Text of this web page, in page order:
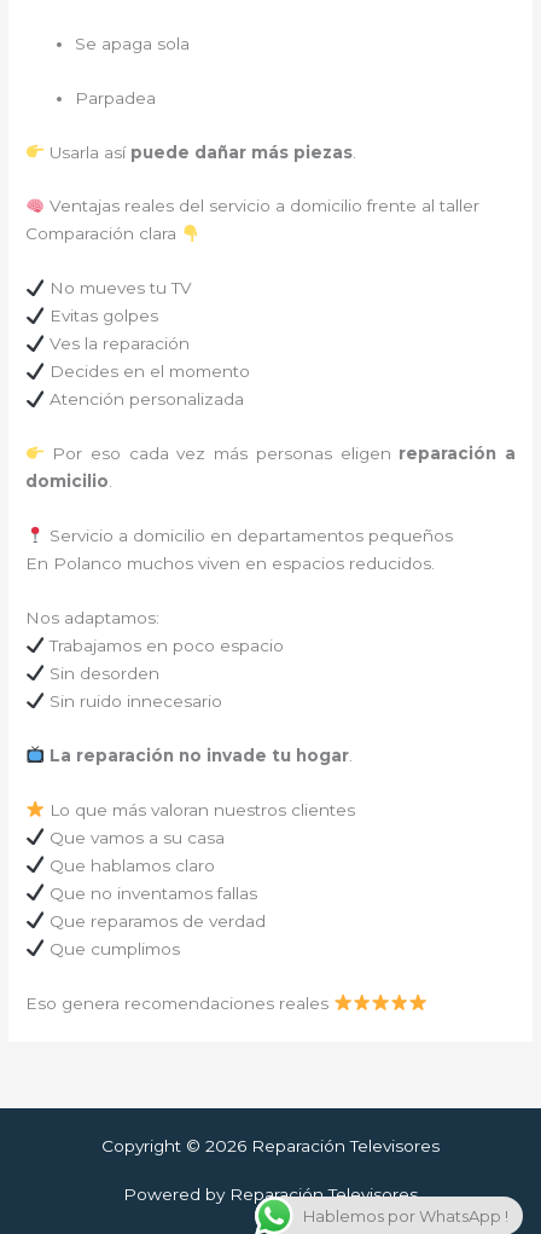
Se apaga sola
Parpadea
Usarla así puede dañar más piezas.
Ventajas reales del servicio a domicilio frente al taller
Comparación clara
No mueves tu TV
Evitas golpes
Ves la reparación
Decides en el momento
Atención personalizada
Por eso cada vez más personas eligen reparación a
domicilio
Servicio a domicilio en departamentos pequeños
En Polanco muchos viven en espacios reducidos.
Nos adaptamos:
Trabajamos en poco espacio
Sin desorden
Sin ruido innecesario
La reparación no invade tu hogar.
Lo que más valoran nuestros clientes
Que vamos a su casa
Que hablamos claro
Que no inventamos fallas
Que reparamos de verdad
Que cumplimos
Eso genera recomendaciones reales
Copyright © 2026 Reparación Televisores
Powered by Reparación Televisores
Hablemos por WhatsApp !